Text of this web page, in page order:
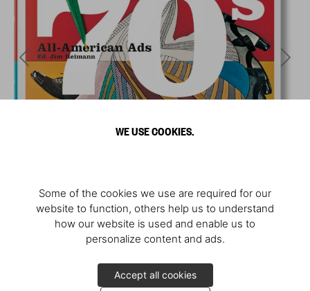
WE USE COOKIES.
Some of the cookies we use are required for our
website to function, others help us to understand
how our website is used and enable us to
personalize content and ads.
Accept all cookies